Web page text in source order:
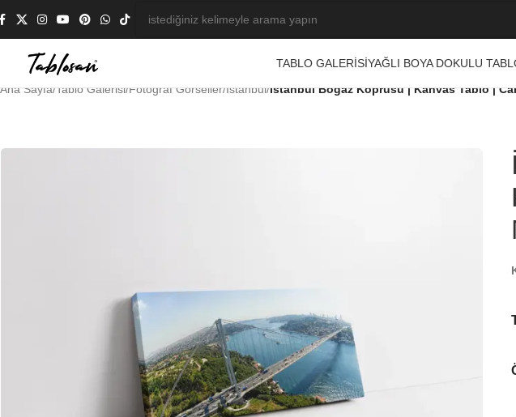
TABLO GALERISIYAĞLI BOYA DOKULU
Ana Sayfa/ Tablo Galerisi/Fotoğraf Görseller/İstanbul/İstanbul Boğaz Köprüsü | Kanvas Tablo |